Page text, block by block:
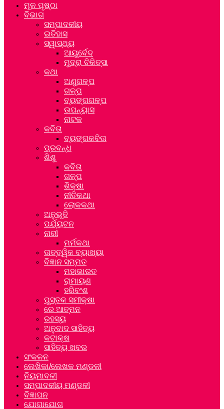
ମୂଳ ପୃଷ୍ଠା
ବିଭାଗ
ସମ୍ପାଦକୀୟ
ଇତିହାସ
ସ୍ୱାସ୍ଥ୍ୟ
ଆୟୁର୍ବେଦ
ମୁଦ୍ରା ଚିକିତ୍ସା
କଥା
ଅଣୁଗଳ୍ପ
ଗଳ୍ପ
ବ୍ୟଙ୍ଗଗଳ୍ପ
ଉପନ୍ୟାସ
ନାଟକ
କବିତା
ବ୍ୟଙ୍ଗକବିତା
ପ୍ରବନ୍ଧ
ଶିଶୁ
କବିତା
ଗଳ୍ପ
ଶିକ୍ଷା
ନୀତିକଥା
ଲୋକକଥା
ଅନୁଭୂତି
ପର୍ଯ୍ୟଟନ
ନାରୀ
ମର୍ମକଥା
ତାତ୍ତ୍ୱିକ ବ୍ୟାଖ୍ୟା
ବିଜ୍ଞାନ ସମ୍ମତ
ମହାଭାରତ
ରାମାୟଣ
ହରିବଂଶ
ପୁସ୍ତକ ସମୀକ୍ଷା
ରେ ଆତ୍ମନ
ରହସ୍ୟ
ଅନୁବାଦ ସାହିତ୍ୟ
କଟାକ୍ଷ
ସାହିତ୍ୟ ଖବର
ସଂକଳନ
ଲେଖିକା/ଲେଖକ ମଣ୍ଡଳୀ
ନିୟମାବଳୀ
ସମ୍ପାଦକୀୟ ମଣ୍ଡଳୀ
ବିଜ୍ଞାପନ
ଯୋଗାଯୋଗ